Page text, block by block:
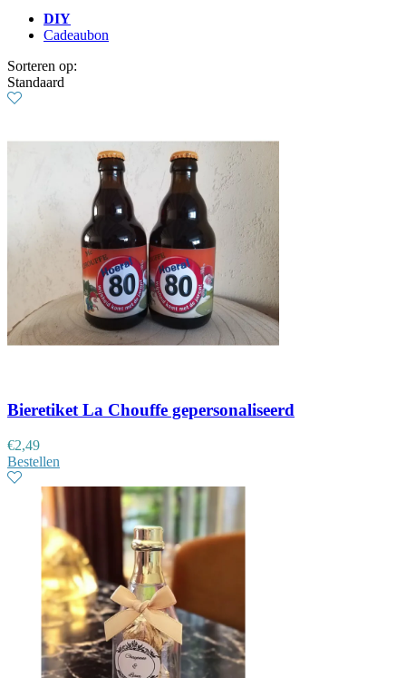
DIY
Cadeaubon
Sorteren op:
Standaard
Bieretiket La Chouffe gepersonaliseerd
€2,49
Bestellen